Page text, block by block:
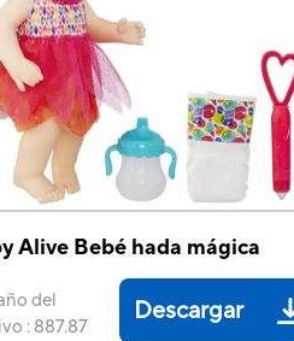
Alive Bebé hada mágica
del
: 887.87
Descargar